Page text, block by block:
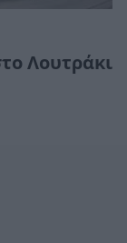
Λουτράκι